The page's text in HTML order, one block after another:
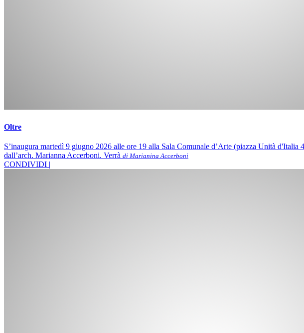
Oltre
S’inaugura martedì 9 giugno 2026 alle ore 19 alla Sala Comunale d’Arte (piazza Unità
dall’arch. Marianna Accerboni. Verrà di Marianina Accerboni
CONDIVIDI |